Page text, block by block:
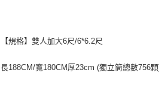
【規格】雙人加大6尺/6*6.2尺
長188CM/寬180CM厚23cm (獨立筒總數756